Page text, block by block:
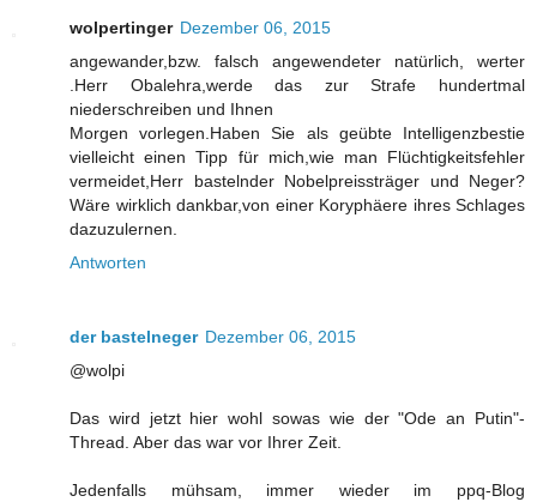
wolpertinger Dezember 06, 2015
angewander,bzw. falsch angewendeter natürlich, werter
.Herr Obalehra,werde das zur Strafe hundertmal
niederschreiben und Ihnen
Morgen vorlegen.Haben Sie als geübte Intelligenzbestie
vielleicht einen Tipp für mich,wie man Flüchtigkeitsfehler
vermeidet,Herr bastelnder Nobelpreissträger und Neger?
Wäre wirklich dankbar,von einer Koryphäere ihres Schlages
dazuzulernen.
Antworten
der bastelneger Dezember 06, 2015
@wolpi
Das wird jetzt hier wohl sowas wie der "Ode an Putin"-
Thread. Aber das war vor Ihrer Zeit.
Jedenfalls mühsam, immer wieder im ppq-Blog